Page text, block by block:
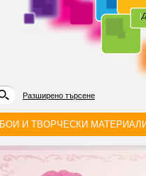
|
Разширено търсене
БОИ И ТВОРЧЕСКИ